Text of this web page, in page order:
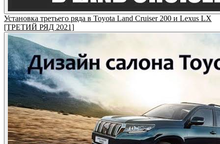
Установка третьего ряда в Toyota Land Cruiser 200 и Lexus LX
[ТРЕТИЙ РЯД 2021]